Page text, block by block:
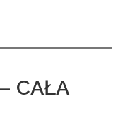
CAŁA